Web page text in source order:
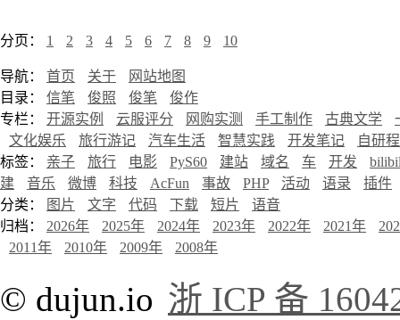
分页： 1 2 3 4 5 6 7 8 9 10
导航： 首页 关于
网站地图
目录： 信笔 俊照 俊笔
俊作
专栏： 开源实例 云服评分 网购实测 手工制作 古典文学
文化娱乐
旅行游记 汽车生活 智慧实践 开发笔记
自研
标签： 亲子 旅行 电影 PyS60 建站 域名 车 开发
建
音乐 微博 科技 AcFun 事故 PHP 活动 语录
插件
分类：
图片 文字 代码 下载 短片
语音
归档： 2026年 2025年 2024年 2023年 2022年 2021年
2011年
2010年 2009年 2008年
© dujun.io 浙 ICP 备